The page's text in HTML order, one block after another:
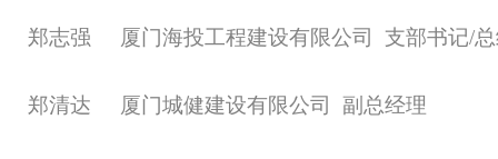
郑志强 厦门海投工程建设有限公司 支部书记/
郑清达 厦门城健建设有限公司 副总经理